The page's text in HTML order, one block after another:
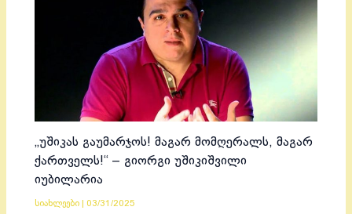
„უშიკას გაუმარჯოს! მაგარ მომღერალს, მაგარ
ქართველს!“ – გიორგი უშიკიშვილი
იუბილარია
სიახლეები 03/31/2025